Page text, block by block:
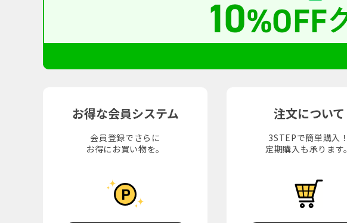
お得な会員システム
会員登録でさらに
お得にお買い物を。
注文について
3STEPで簡単購入！
定期購入も承ります。